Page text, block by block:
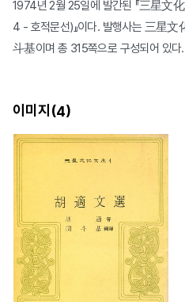
1974년 2월 25일에 발간된 『三星文
4 - 호적문선)』이다. 발행사는 三星
斗基이며 총 315쪽으로 구성되어 있다.
이미지(4)